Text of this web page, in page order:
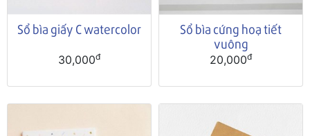
Sổ bìa giấy C watercolor
30,000đ
Sổ bìa cứng hoạ tiết
vuông
20,000đ